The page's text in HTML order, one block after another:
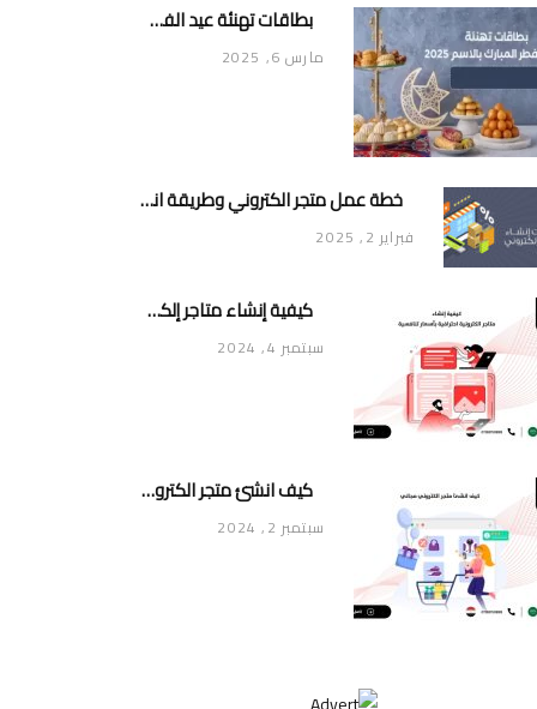
بطاقات تهنئة عيد الفطر المبارك بالاسم 2025
مارس 6, 2025
خطة عمل متجر الكتروني وطريقة انشاء متجر خاص ناجح ومميز
فبراير 2, 2025
كيفية إنشاء متاجر إلكترونية احترافية بأسعار تنافسية
سبتمبر 4, 2024
كيف انشئ متجر الكتروني مجاني
سبتمبر 2, 2024